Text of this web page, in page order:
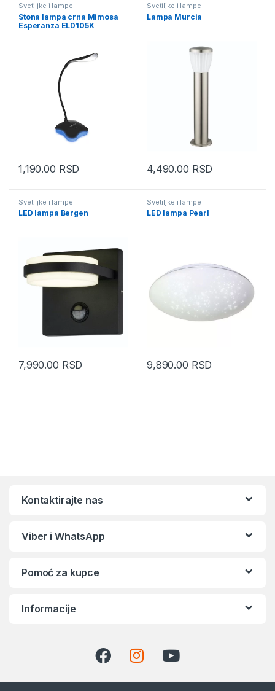
Svetiljke i lampe
Stona lampa crna Mimosa
Esperanza ELD105K
1,190.00 RSD
Svetiljke i lampe
Lampa Murcia
4,490.00 RSD
Svetiljke i lampe
LED lampa Bergen
7,990.00 RSD
Svetiljke i lampe
LED lampa Pearl
9,890.00 RSD
Kontaktirajte nas
Viber i WhatsApp
Pomoć za kupce
Informacije